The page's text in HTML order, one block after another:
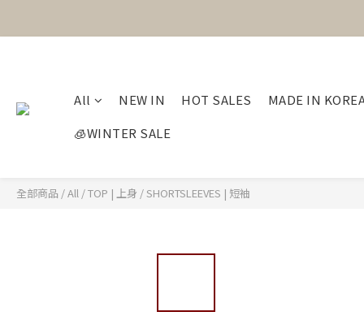
All NEW IN HOT SALES
MADE IN
🧊WINTER SALE
全部商品 /All /TOP | 上身 /SHORTSLEEVES | 短袖